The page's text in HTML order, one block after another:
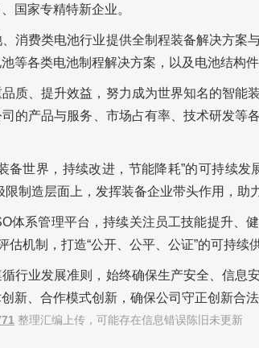
国家专精特新企业。
消费类电池行业提供全制程装备解决方案
等各类电池制程解决方案，以及电池结构
质、提升效益，努力成为世界知名的智能
的产品与服务、市场占有率、技术研发等
备世界，持续改进，节能降耗”的可持续
制造层面上，发挥装备企业带头作用，助
体系管理平台，持续关注员工技能提升、
估机制，打造“公开、公平、公证”的可持续
行业发展准则，始终确保生产安全、信息
新、合作模式创新，确保公司守正创新合法
整理汇编上传，可能存在信息错误陈旧未更新